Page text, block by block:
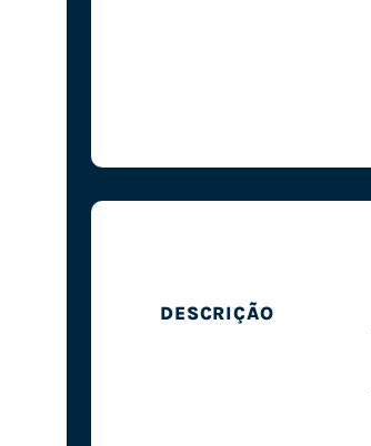
DESCRIÇÃO